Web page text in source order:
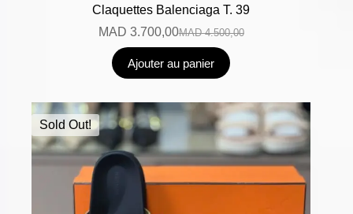
Claquettes Balenciaga T. 39
MAD4.500,00
MAD 3.700,00
Ajouter au panier
Sold Out!